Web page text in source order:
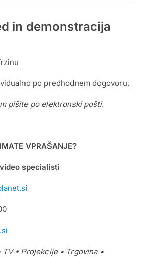
in demonstracija
po predhodnem dogovoru.
pišite po elektronski pošti.
VPRAŠANJE?
specialisti
• Projekcije • Trgovina •